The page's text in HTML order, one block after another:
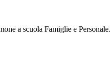
a scuola Famiglie e